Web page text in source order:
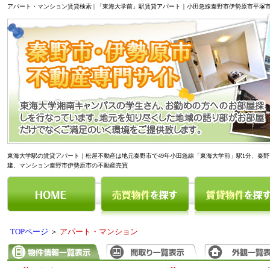
アパート・マンション賃貸検索 | 「東海大学前」駅賃貸アパート｜小田急線秦野市伊勢原市平塚
東海大学駅の賃貸アパート｜松屋不動産は地元秦野市で49年小田急線「東海大学前」駅1分、
建、マンション秦野市伊勢原市の不動産売買
TOPページ ＞ アパート・マンション